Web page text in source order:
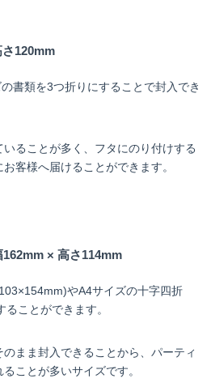
120mm
書類を3つ折りにすることで封入でき
ることが多く、フタにのり付けする
客様へ届けることができます。
× 高さ114mm
やA4サイズの十字四折
ことができます。
まま封入できることから、パーティ
ことが多いサイズです。